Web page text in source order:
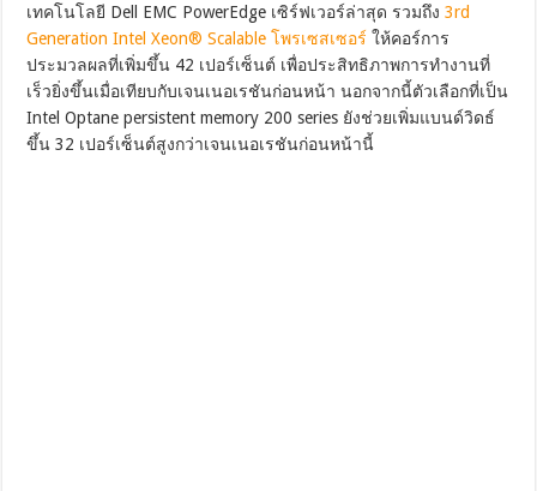
เทคโนโลยี Dell EMC PowerEdge เซิร์ฟเวอร์ล่าสุด รวมถึง3rd
Generation Intel Xeon® Scalable โพรเซสเซอร์ ให้คอร์การ
ประมวลผลที่เพิ่มขึ้น 42 เปอร์เซ็นต์ เพื่อประสิทธิภาพการทำงานที่
เร็วยิ่งขึ้นเมื่อเทียบกับเจนเนอเรชันก่อนหน้า นอกจากนี้ตัวเลือกที่เป็น
Intel Optane persistent memory 200 series ยังช่วยเพิ่มแบนด์วิดธ์
ขึ้น 32 เปอร์เซ็นต์สูงกว่าเจนเนอเรชันก่อนหน้านี้